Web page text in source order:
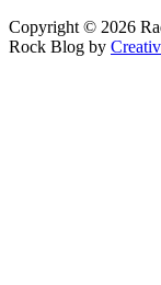
Copyright © 2026
Rock Blog by